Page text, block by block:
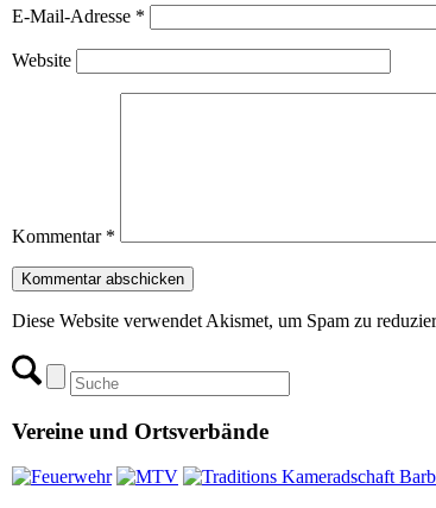
E-Mail-Adresse *
Website
Kommentar *
Diese Website verwendet Akismet, um Spam zu
Vereine und Ortsverbände